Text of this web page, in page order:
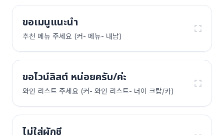
ขอเมนูแนะนำ
추천 메뉴 주세요 (커- 메뉴- 내남)
ขอไวน์ลิสต์ หน่อยครับ/ค่ะ
와인 리스트 주세요 (커- 와인 리스트- 너이 크랍/카)
ไม่ใส่ผักชี